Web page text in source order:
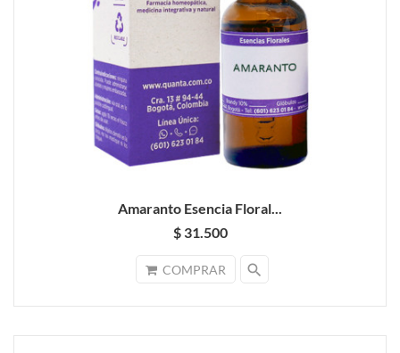
Amaranto Esencia Floral...
$ 31.500
COMPRAR search